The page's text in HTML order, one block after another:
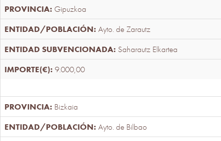
Gipuzkoa
Ayto. de Zarautz
Saharautz Elkartea
9.000,00
Bizkaia
Ayto. de Bilbao